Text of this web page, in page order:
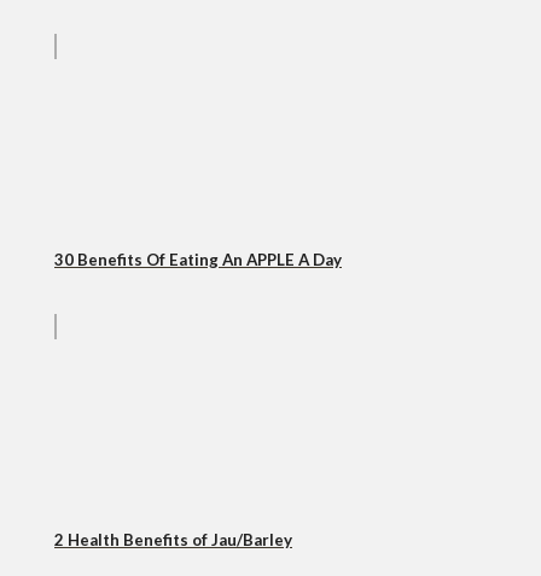
30 Benefits Of Eating An APPLE A Day
2 Health Benefits of Jau/Barley